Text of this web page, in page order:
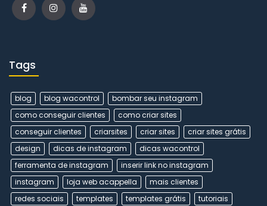
Tags
blog blog wacontrol
bombar seu instagram
como conseguir clientes
como criar sites
conseguir clientes
criarsites criar sites
criar sites grátis
design
dicas de instagram
dicas wacontrol
ferramenta de instagram
inserir link no instagram
instagram
loja web acappella
mais clientes
redes sociais
templates templates grátis
tutoriais